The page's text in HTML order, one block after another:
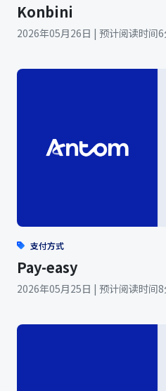
Konbini
2026年05月26日 | 预计阅读时间
支付方式
Pay-easy
2026年05月25日 | 预计阅读时间